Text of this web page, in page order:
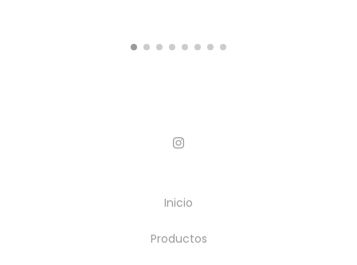
Inicio
Productos